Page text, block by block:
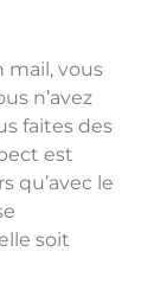
mail, vous
n’avez
faites des
est
qu’avec le
soit